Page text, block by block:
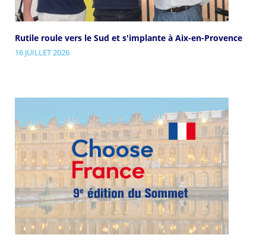
Rutile roule vers le Sud et s'implante à Aix-en-Provence
16 JUILLET 2026